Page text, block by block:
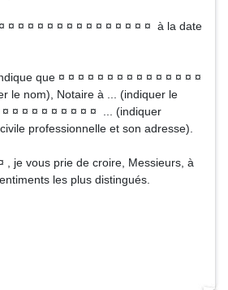
¤ ¤ ¤ ¤ ¤ ¤ ¤ ¤ ¤ ¤ ¤ ¤ ¤ ¤ ¤ à la date
que ¤ ¤ ¤ ¤ ¤ ¤ ¤ ¤ ¤ ¤ ¤ ¤ ¤ ¤ ¤
le nom), Notaire à ... (indiquer le
¤ ¤ ¤ ¤ ¤ ¤ ¤ ¤ ¤ ... (indiquer
professionnelle et son adresse).
, je vous prie de croire, Messieurs, à
les plus distingués.